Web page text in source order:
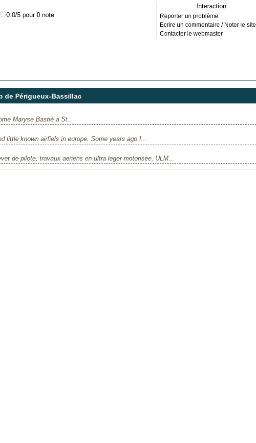
0.0/5 pour 0 note
Interaction
Reporter un problème
Ecrire un commentaire / Noter le site
Contacter le webmaster
de Périgueux-Bassillac
Maryse Bastié à St...
little known airfiels in europe. Some years ago I...
de pilote, travaux aeriens en ultra leger motorisee, ULM...